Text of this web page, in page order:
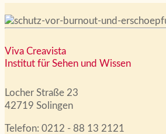
Viva Creavista
Institut für Sehen und Wissen
Locher Straße 23
42719 Solingen
Telefon: 0212 - 88 13 2121